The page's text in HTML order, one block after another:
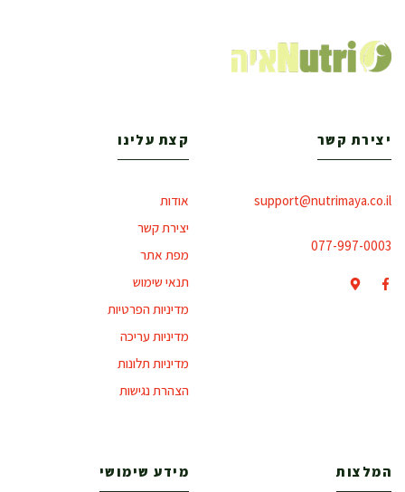
יצירת קשר
support@nutrimaya.co.il
077-997-0003
קצת עלינו
אודות
יצירת קשר
מפת אתר
תנאי שימוש
מדיניות הפרטיות
מדיניות עריכה
מדיניות תלונות
הצהרת נגישות
המלצות מידע שימושי